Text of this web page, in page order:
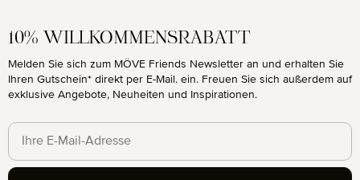
10% WILLKOMMENSRABATT
Melden Sie sich zum MÖVE Friends Newsletter an und erhalten Sie
Ihren Gutschein* direkt per E-Mail. ein. Freuen Sie sich außerdem auf
exklusive Angebote, Neuheiten und Inspirationen.